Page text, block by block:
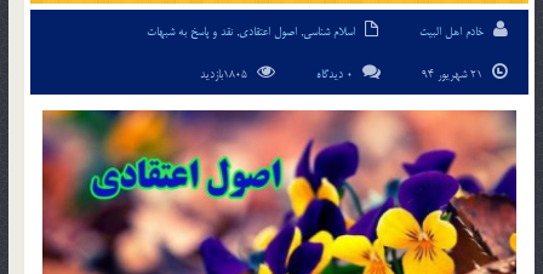
خادم اهل البیت اسلام شناسی, اصول اعتقادی, نقد و پاسخ به شبهات
0 دیدگاه